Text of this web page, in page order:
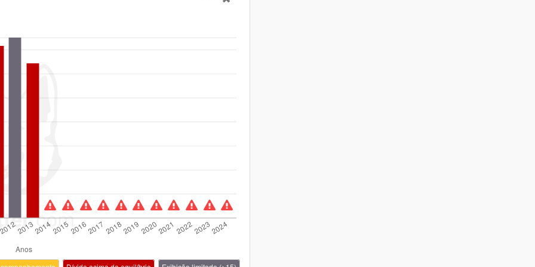
9,7% 564 3,89 -337
10,5%
2,5%